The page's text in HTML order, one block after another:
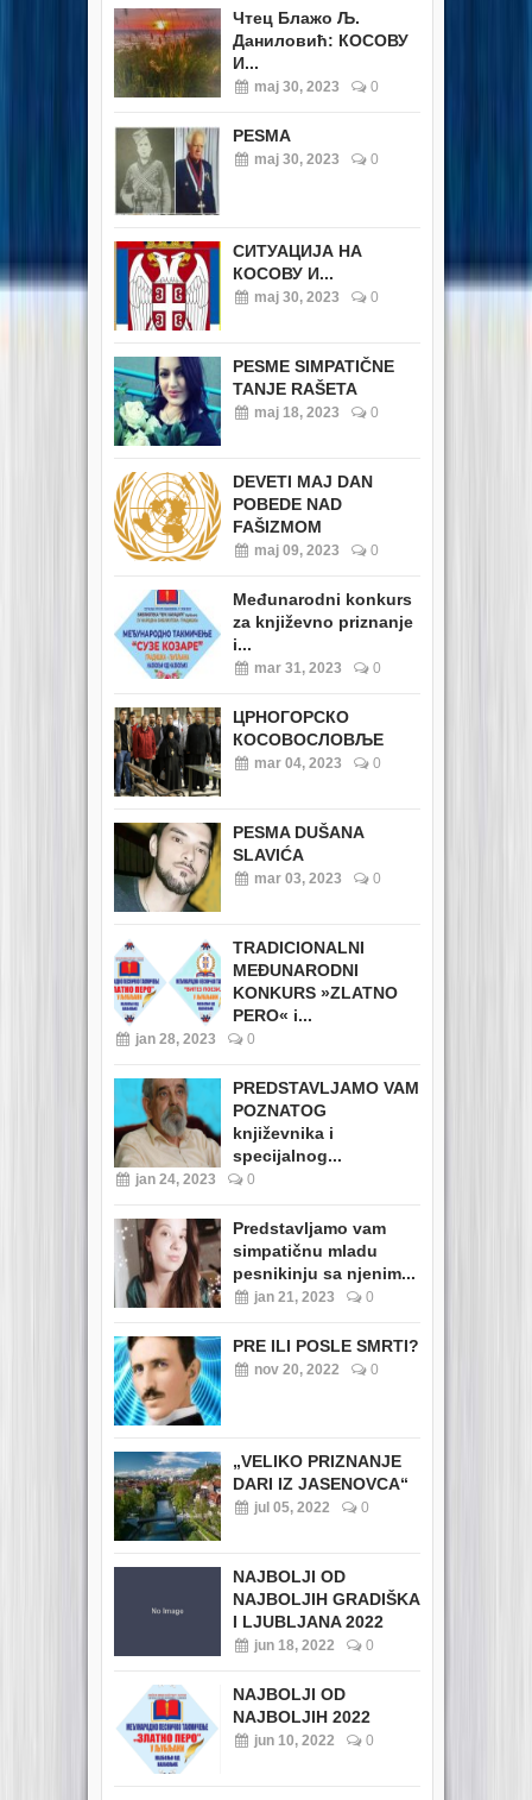
Чтец Блажо Љ.
Даниловић: КОСОВУ
И...
maj 30, 2023 0
PESMA
maj 30, 2023 0
СИТУАЦИЈА НА
КОСОВУ И...
maj 30, 2023 0
PESME SIMPATIČNE
TANJE RAŠETA
maj 18, 2023 0
DEVETI MAJ DAN
POBEDE NAD
FAŠIZMOM
maj 09, 2023 0
Međunarodni konkurs
za književno priznanje
i...
mar 31, 2023 0
ЦРНОГОРСКО
КОСОВОСЛОВЉЕ
mar 04, 2023 0
PESMA DUŠANA
SLAVIĆA
mar 03, 2023 0
TRADICIONALNI
MEĐUNARODNI
KONKURS »ZLATNO
PERO« i...
jan 28, 2023 0
PREDSTAVLJAMO VAM
POZNATOG
književnika i
specijalnog...
jan 24, 2023 0
Predstavljamo vam
simpatičnu mladu
pesnikinju sa njenim...
jan 21, 2023 0
PRE ILI POSLE SMRTI?
nov 20, 2022 0
„VELIKO PRIZNANJE
DARI IZ JASENOVCA“
jul 05, 2022 0
NAJBOLJI OD
NAJBOLJIH GRADIŠKA
I LJUBLJANA 2022
jun 18, 2022 0
NAJBOLJI OD
NAJBOLJIH 2022
jun 10, 2022 0